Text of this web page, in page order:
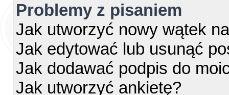
Problemy z pisaniem
Jak utworzyć nowy wątek
Jak edytować lub usunąć
Jak dodawać podpis do
Jak utworzyć ankietę?